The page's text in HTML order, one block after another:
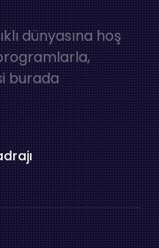
dünyasına hoş
burada